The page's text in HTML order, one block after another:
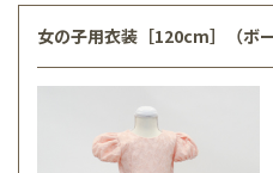
女の子用衣装［120cm］（ボ